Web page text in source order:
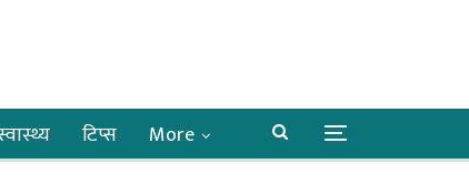
टिप्स More